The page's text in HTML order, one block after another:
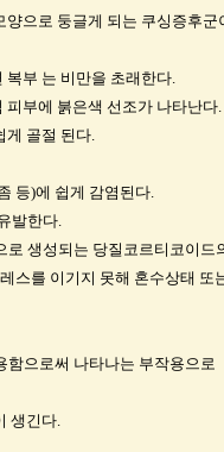
으로 둥글게 되는 쿠싱증후군
부 는 비만을 초래한다.
부에 붉은색 선조가 나타난다.
게 골절 된다.
등)에 쉽게 감염된다.
발한다.
생성되는 당질코르티코이
스를 이기지 못해 혼수상태 또
함으로써 나타나는 부작용으로
생긴다.